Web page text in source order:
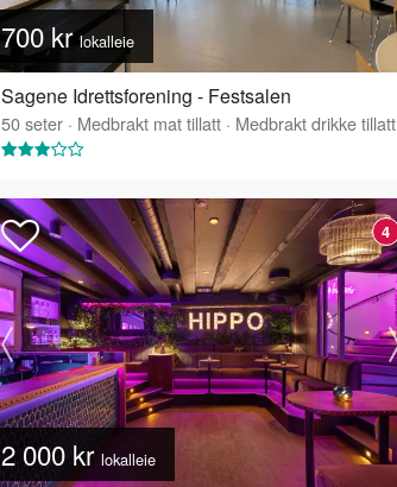
700 krlokalleie
Sagene Idrettsforening - Festsalen
50seter · Medbrakt mat tillatt · Medbrakt drikke tillatt
4
2 000 kr lokalleie